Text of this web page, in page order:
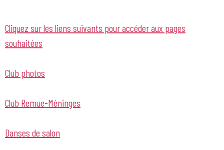
Cliquez sur les liens suivants pour accéder aux pages
souhaitées
Club photos
Club Remue-Méninges
Danses de salon